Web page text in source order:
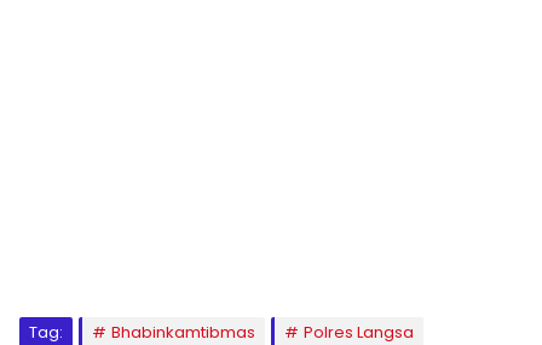
Tag: Bhabinkamtibmas
Polres Langsa